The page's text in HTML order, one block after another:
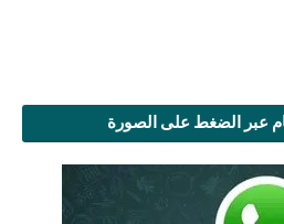
عبر الضغط على الصورة